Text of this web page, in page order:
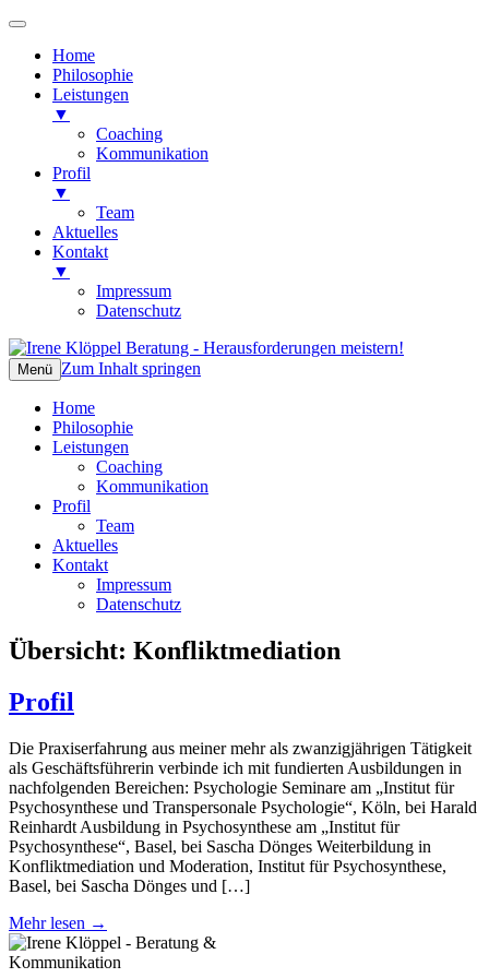
Home
Philosophie
Leistungen
▼
Coaching
Kommunikation
Profil
▼
Team
Aktuelles
Kontakt
▼
Impressum
Datenschutz
Irene Klöppel Beratung
Herausforderungen meistern!
Menü Zum Inhalt springen
Home
Philosophie
Leistungen
Coaching
Kommunikation
Profil
Team
Aktuelles
Kontakt
Impressum
Datenschutz
Übersicht: Konfliktmediation
Profil
Die Praxiserfahrung aus meiner mehr als zwanzigjährigen Tätigkeit
als Geschäftsführerin verbinde ich mit fundierten Ausbildungen in
nachfolgenden Bereichen: Psychologie Seminare am „Institut für
Psychosynthese und Transpersonale Psychologie“, Köln, bei Harald
Reinhardt Ausbildung in Psychosynthese am „Institut für
Psychosynthese“, Basel, bei Sascha Dönges Weiterbildung in
Konfliktmediation und Moderation, Institut für Psychosynthese,
Basel, bei Sascha Dönges und […]
Mehr lesen →